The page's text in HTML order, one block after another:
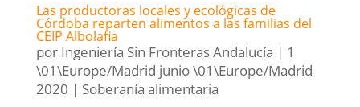
Las productoras locales y ecológicas de
Córdoba reparten alimentos a las familias del
CEIP Albolafia
por Ingeniería Sin Fronteras Andalucía | 1
\01\Europe/Madrid junio \01\Europe/Madrid
2020 | Soberanía alimentaria